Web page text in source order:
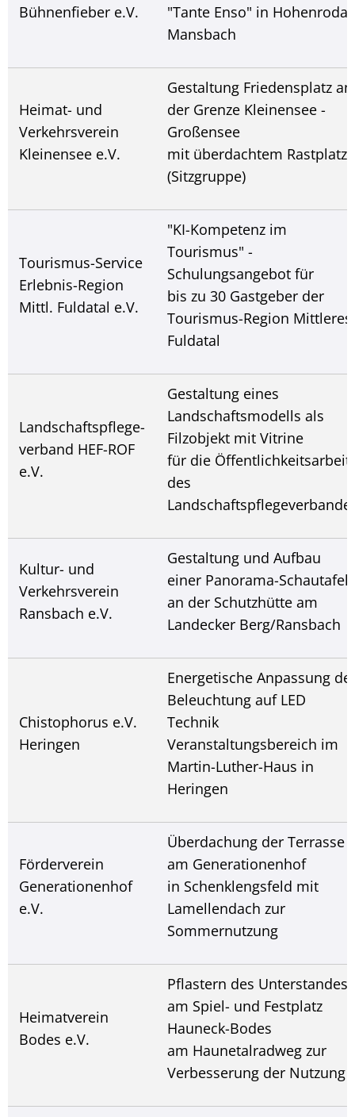
Bühnenfieber e.V.
"Tante Enso" in Hohenroda-
Mansbach
Heimat- und
Verkehrsverein
Kleinensee e.V.
Gestaltung Friedensplatz an
der Grenze Kleinensee -
Großensee
mit überdachtem Rastplatz
(Sitzgruppe)
Tourismus-Service
Erlebnis-Region
Mittl. Fuldatal e.V.
"KI-Kompetenz im
Tourismus" -
Schulungsangebot für
bis zu 30 Gastgeber der
Tourismus-Region Mittleres
Fuldatal
Landschaftspflege-
verband HEF-ROF
e.V.
Gestaltung eines
Landschaftsmodells als
Filzobjekt mit Vitrine
für die Öffentlichkeitsarbeit
des
Kultur- und
Verkehrsverein
Ransbach e.V.
Gestaltung und Aufbau
einer Panorama-Schautafel
an der Schutzhütte am
Landecker Berg/Ransbach
Chistophorus e.V.
Heringen
Energetische Anpassung
Beleuchtung auf LED
Technik
Veranstaltungsbereich im
Martin-Luther-Haus in
Heringen
Förderverein
Generationenhof
e.V.
Überdachung der Terrasse
am Generationenhof
in Schenklengsfeld mit
Lamellendach zur
Sommernutzung
Heimatverein
Bodes e.V.
Pflastern des Unterstandes
am Spiel- und Festplatz
Hauneck-Bodes
am Haunetalradweg zur
Verbesserung der Nutzung